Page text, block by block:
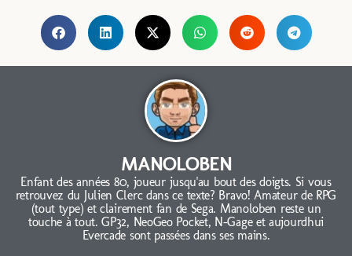
MANOLOBEN
Enfant des années 80, joueur jusqu'au bout des doigts. Si vous
retrouvez du Julien Clerc dans ce texte? Bravo! Amateur de RPG
(tout type) et clairement fan de Sega. Manoloben reste un
touche à tout. GP32, NeoGeo Pocket, N-Gage et aujourdhui
Evercade sont passées dans ses mains.